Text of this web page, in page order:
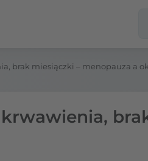
brak miesiączki – menopauza a